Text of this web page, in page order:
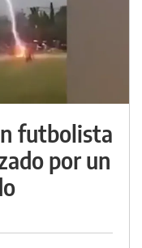
futbolista
por un